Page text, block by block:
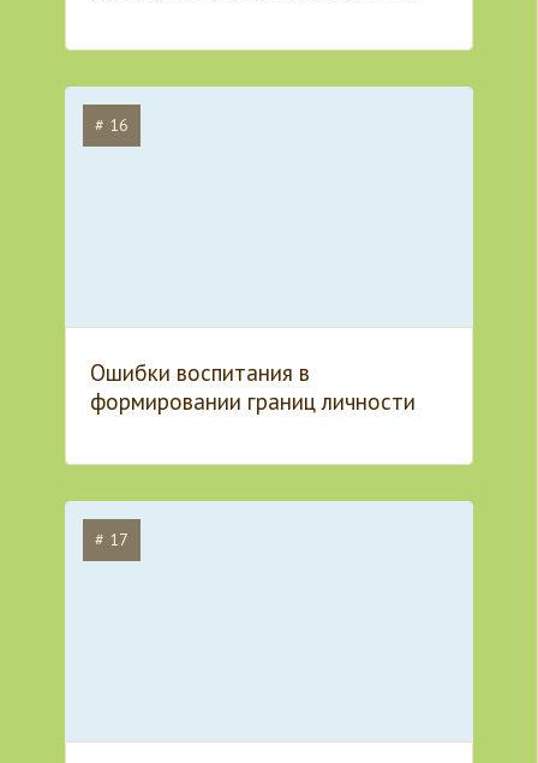
# 16
Ошибки воспитания в
формировании границ личности
# 17